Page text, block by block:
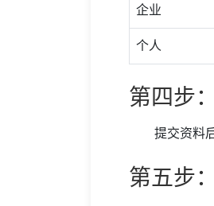
企业
个人
第四步
提交资料
第五步